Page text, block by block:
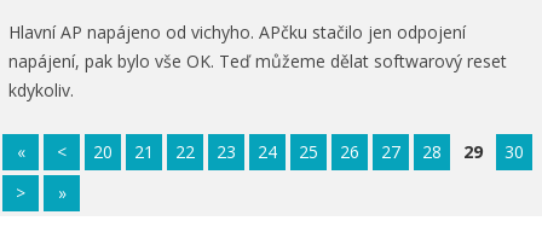
Hlavní AP napájeno od vichyho. APčku stačilo jen odpojení
napájení, pak bylo vše OK. Teď můžeme dělat softwarový reset
kdykoliv.
« < 20 21 22 23 24 25 26 27 28 29
30
>
»